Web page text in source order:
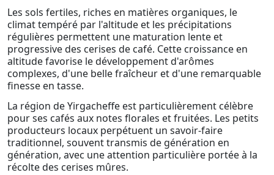
Les sols fertiles, riches en matières organiques, le
climat tempéré par l'altitude et les précipitations
régulières permettent une maturation lente et
progressive des cerises de café. Cette croissance en
altitude favorise le développement d'arômes
complexes, d'une belle fraîcheur et d'une remarquable
finesse en tasse.
La région de Yirgacheffe est particulièrement célèbre
pour ses cafés aux notes florales et fruitées. Les petits
producteurs locaux perpétuent un savoir-faire
traditionnel, souvent transmis de génération en
génération, avec une attention particulière portée à la
récolte des cerises mûres.